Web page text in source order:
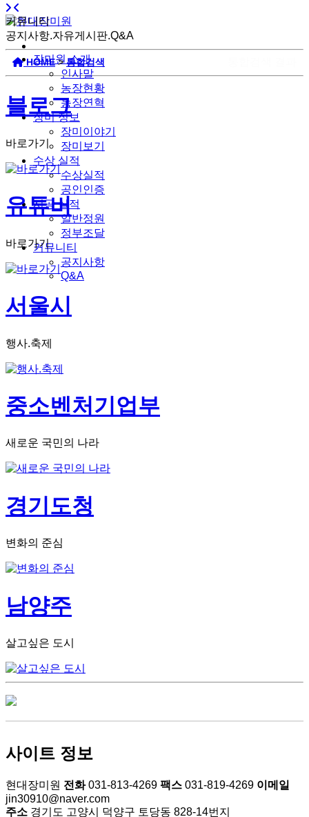
장미원 소개
인사말
농장현황
농장연혁
장미 정보
장미이야기
장미보기
수상 실적
수상실적
공인인증
시공 실적
일반정원
정부조달
커뮤니티
공지사항
Q&A
커뮤니티
공지사항.자유게시판.Q&A
HOME>통합검색
블로그
바로가기
유튜버
바로가기
서울시
행사.축제
중소벤처기업부
새로운 국민의 나라
경기도청
변화의 준심
남양주
살고싶은 도시
사이트 정보
현대장미원 전화031-813-4269 팩스 031-819-4269 이메일
jin30910@naver.com
주소 경기도 고양시 덕양구 토당동 828-14번지